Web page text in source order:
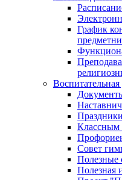
График
Воспитательная
Классным
Совет
Полезные
Полезная